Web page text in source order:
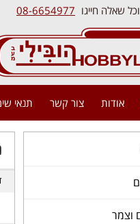
שאלה חייגו 08-6654977
אודות צור קשר תנאי
וצמר